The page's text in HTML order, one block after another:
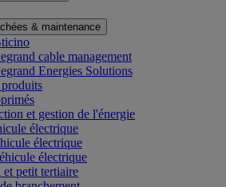
& maintenance
cable management
Energies Solutions
et gestion de l'énergie
électrique
électrique
électrique
et petit tertiaire